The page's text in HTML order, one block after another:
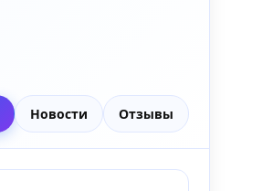
Новости Отзывы